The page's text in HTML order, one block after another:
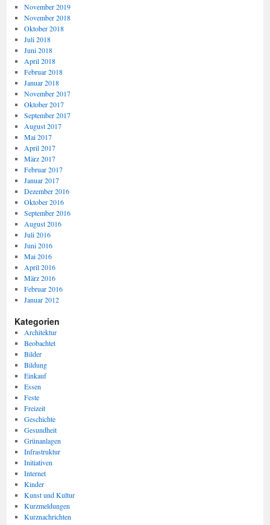
November 2019
November 2018
Oktober 2018
Juli 2018
Juni 2018
April 2018
Februar 2018
Januar 2018
November 2017
Oktober 2017
September 2017
August 2017
Mai 2017
April 2017
März 2017
Februar 2017
Januar 2017
Dezember 2016
Oktober 2016
September 2016
August 2016
Juli 2016
Juni 2016
Mai 2016
April 2016
März 2016
Februar 2016
Januar 2012
Kategorien
Architektur
Beobachtet
Bilder
Bildung
Einkauf
Essen
Feste
Freizeit
Geschichte
Gesundheit
Grünanlagen
Infrastruktur
Initiativen
Internet
Kinder
Kunst und Kultur
Kurzmeldungen
Kurznachrichten